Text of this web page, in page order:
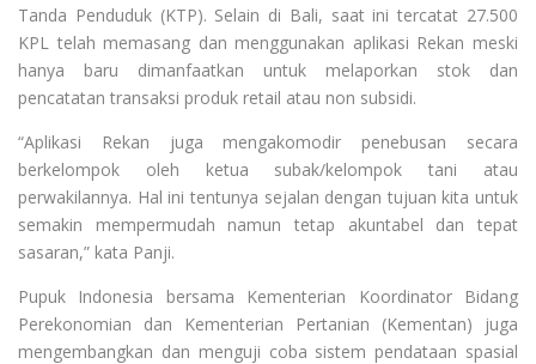
Tanda Penduduk (KTP). Selain di Bali, saat ini tercatat 27.500
KPL telah memasang dan menggunakan aplikasi Rekan meski
hanya baru dimanfaatkan untuk melaporkan stok dan
pencatatan transaksi produk retail atau non subsidi.
“Aplikasi Rekan juga mengakomodir penebusan secara
berkelompok oleh ketua subak/kelompok tani atau
perwakilannya. Hal ini tentunya sejalan dengan tujuan kita untuk
semakin mempermudah namun tetap akuntabel dan tepat
sasaran,” kata Panji.
Pupuk Indonesia bersama Kementerian Koordinator Bidang
Perekonomian dan Kementerian Pertanian (Kementan) juga
mengembangkan dan menguji coba sistem pendataan spasial